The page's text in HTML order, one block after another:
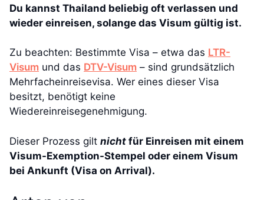
Du kannst Thailand beliebig oft verlassen und
wieder einreisen, solange das Visum gültig ist.
Zu beachten: Bestimmte Visa – etwa das LTR-
Visum und das DTV-Visum – sind grundsätzlich
Mehrfacheinreisevisa. Wer eines dieser Visa
besitzt, benötigt keine
Wiedereinreisegenehmigung.
Dieser Prozess gilt nicht für Einreisen mit einem
Visum-Exemption-Stempel oder einem Visum
bei Ankunft (Visa on Arrival).